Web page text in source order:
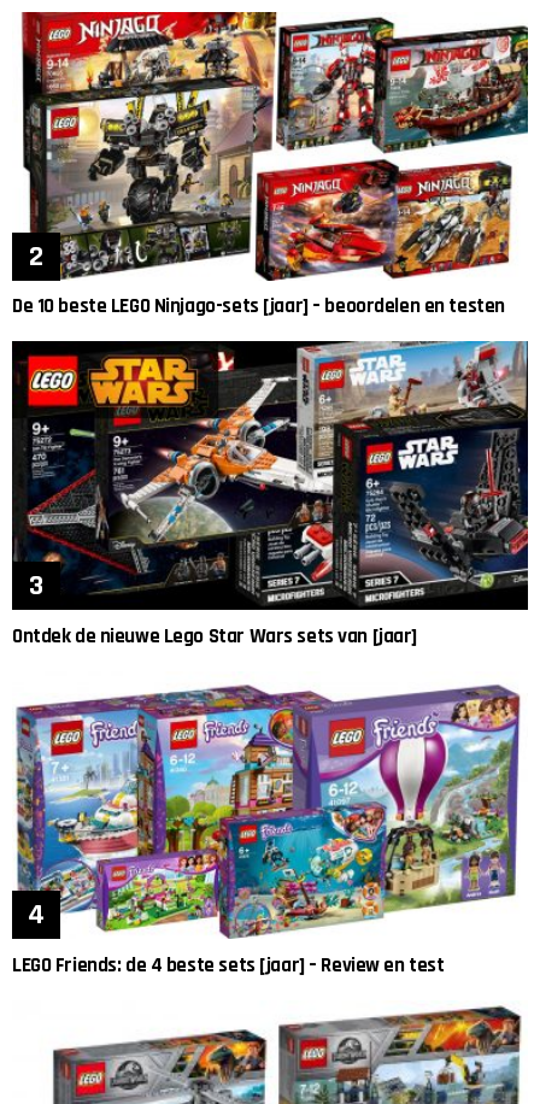
De 10 beste LEGO Ninjago-sets [jaar] – beoordelen en testen
Ontdek de nieuwe Lego Star Wars sets van [jaar]
LEGO Friends: de 4 beste sets [jaar] – Review en test